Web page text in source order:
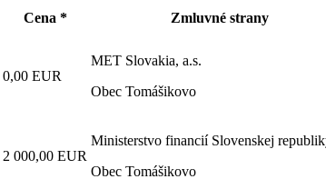
Cena * Zmluvné strany
0,00 EUR
MET Slovakia, a.s.
Obec Tomášikovo
2 000,00 EUR
Ministerstvo financií Slovenskej
Obec Tomášikovo